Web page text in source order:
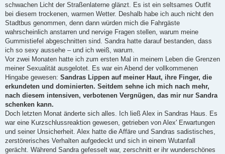
schwachen Licht der Straßenlaterne glänzt. Es ist ein seltsames Outfit
bei diesem trockenen, warmen Wetter. Deshalb habe ich auch nicht den
Stadtbus genommen, denn dann würden mich die Fahrgäste
wahrscheinlich anstarren und nervige Fragen stellen, warum meine
Gummistiefel abgeschnitten sind. Sandra hatte darauf bestanden, dass
ich so sexy aussehe – und ich weiß, warum.
Vor zwei Monaten hatte ich zum ersten Mal in meinem Leben die Grenzen
meiner Sexualität ausgelotet. Es war ein Abend der vollkommenen
Hingabe gewesen: Sandras Lippen auf meiner Haut, ihre Finger, die
erkundeten und dominierten. Seitdem sehne ich mich nach mehr,
nach diesem intensiven, verbotenen Vergnügen, das mir nur Sandra
schenken kann.
Doch letzten Monat änderte sich alles. Ich ließ Alex in Sandras Haus. Es
war eine Kurzschlussreaktion gewesen, getrieben von Alex' Erwartungen
und seiner Unsicherheit. Alex hatte die Affäre und Sandras sadistisches,
zerstörerisches Verhalten aufgedeckt und sich in einem Wutanfall
gerächt. Während Sandra gefesselt war, zerschnitt er ihr wunderschönes